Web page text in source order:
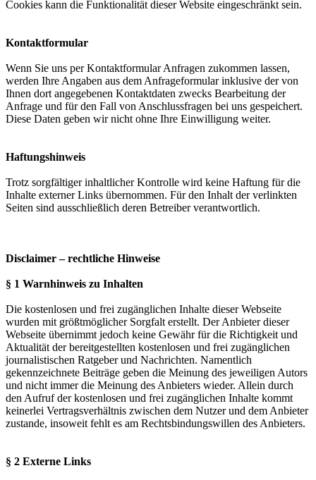
Cookies kann die Funktionalität dieser Website eingeschränkt sein.
Kontaktformular
Wenn Sie uns per Kontaktformular Anfragen zukommen lassen,
werden Ihre Angaben aus dem Anfrageformular inklusive der von
Ihnen dort angegebenen Kontaktdaten zwecks Bearbeitung der
Anfrage und für den Fall von Anschlussfragen bei uns gespeichert.
Diese Daten geben wir nicht ohne Ihre Einwilligung weiter.
Haftungshinweis
Trotz sorgfältiger inhaltlicher Kontrolle wird keine Haftung für die
Inhalte externer Links übernommen. Für den Inhalt der verlinkten
Seiten sind ausschließlich deren Betreiber verantwortlich.
Disclaimer – rechtliche Hinweise
§ 1 Warnhinweis zu Inhalten
Die kostenlosen und frei zugänglichen Inhalte dieser Webseite
wurden mit größtmöglicher Sorgfalt erstellt. Der Anbieter dieser
Webseite übernimmt jedoch keine Gewähr für die Richtigkeit und
Aktualität der bereitgestellten kostenlosen und frei zugänglichen
journalistischen Ratgeber und Nachrichten. Namentlich
gekennzeichnete Beiträge geben die Meinung des jeweiligen Autors
und nicht immer die Meinung des Anbieters wieder. Allein durch
den Aufruf der kostenlosen und frei zugänglichen Inhalte kommt
keinerlei Vertragsverhältnis zwischen dem Nutzer und dem Anbieter
zustande, insoweit fehlt es am Rechtsbindungswillen des Anbieters.
§ 2 Externe Links